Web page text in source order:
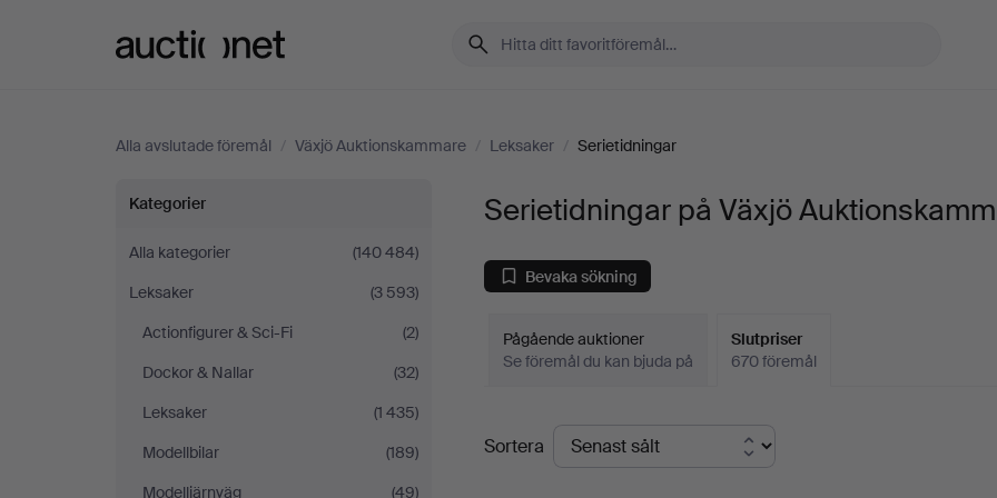
Alla avslutade föremål / Växjö Auktionskammare / Leksaker / Serietidningar
Serietidningar
på
Växjö
Auktionskammare
Kategorier
Alla kategorier
(140 484)
Leksaker
(3 593)
Actionfigurer & Sci-Fi
(2)
Dockor & Nallar
(32)
Leksaker
(1 435)
Modellbilar
(189)
Modelljärnväg
(49)
Serietidningar på Växjö
Bevaka sökning
Pågående auktioner
Se föremål du kan bjuda på
Slutpriser
670 föremål
Slutpriser
Sortera